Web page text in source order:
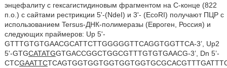
энцефалиту с гексагистидиновым фрагментом на С-конце (822
п.о.) с сайтами рестрикции 5'-(NdeI) и 3'- (EcoRI) получают ПЦР с
использованием Tersus-ДНК-полимеразы (Евроген, Россия) и
следующих праймеров: Up 5'-
GTTTGTGTGAACGCATTCTTGGGGGTTCAGGTGGTTCA-3’, Up2
5'-GTGCATATGGTGACCGGCTGGCGTTTGTGTGAACG-3’, Dn 5’-
CTCGAATTC